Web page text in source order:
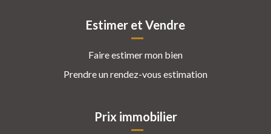
Estimer et Vendre
Faire estimer mon bien
Prendre un rendez-vous estimation
Prix immobilier